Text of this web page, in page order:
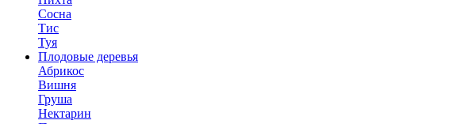
Сосна
Тис
Туя
Плодовые деревья
Абрикос
Вишня
Груша
Нектарин